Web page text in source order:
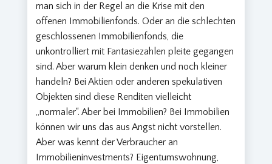
man sich in der Regel an die Krise mit den
offenen Immobilienfonds. Oder an die schlechten
geschlossenen Immobilienfonds, die
unkontrolliert mit Fantasiezahlen pleite gegangen
sind. Aber warum klein denken und noch kleiner
handeln? Bei Aktien oder anderen spekulativen
Objekten sind diese Renditen vielleicht
„normaler“. Aber bei Immobilien? Bei Immobilien
können wir uns das aus Angst nicht vorstellen.
Aber was kennt der Verbraucher an
Immobilieninvestments? Eigentumswohnung,